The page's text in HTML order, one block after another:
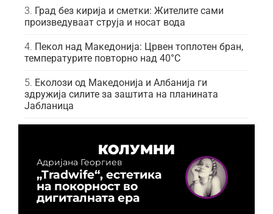
Град без кирија и сметки: Жителите сами
произведуваат струја и носат вода
Пекол над Македонија: Црвен топлотен бран,
температурите повторно над 40°C
Еколози од Македонија и Албанија ги
здружија силите за заштита на планината
Јабланица
КОЛУМНИ
Адријана Георгиев
„Tradwife“, естетика
на покорност во
дигиталната ера